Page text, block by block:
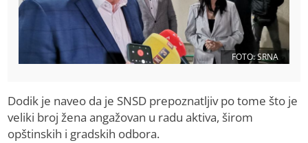
FOTO: SRNA
Dodik je naveo da je SNSD prepoznatljiv po tome što je
veliki broj žena angažovan u radu aktiva, širom
opštinskih i gradskih odbora.